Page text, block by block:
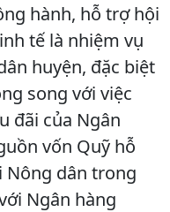
hành, hỗ trợ hội
tế là nhiệm vụ
huyện, đặc biệt
song với việc
đãi của Ngân
vốn Quỹ hỗ
Nông dân trong
Ngân hàng